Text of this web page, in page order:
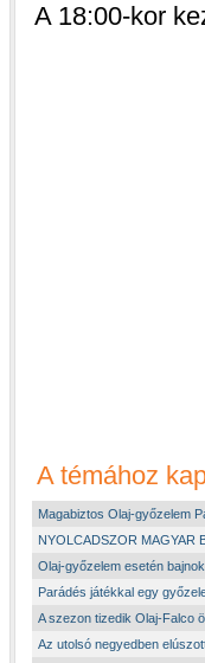
A 18:00-kor
A témához
Magabiztos Olaj-győzelem
NYOLCADSZOR MAGYAR
Olaj-győzelem esetén
Parádés játékkal egy
A szezon tizedik Olaj-Falco
Az utolsó negyedben